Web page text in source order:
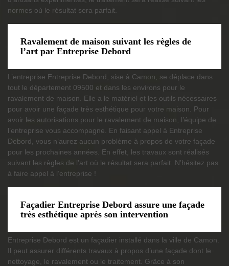
normes où le résultat sera parfait.
Ravalement de maison suivant les règles de
l’art par Entreprise Debord
L’entreprise Entreprise Debord, sise à Camon, se déplace dans
tout le département 09500 et dans les environs pour le
ravalement de maison. Elle a le matériel et les outils nécessaires
pour avoir une façade très esthétique pour votre maison. Pour
avoir les autorisations pour le ravalement de maison, l’équipe de
l’entreprise vous accompagne. En faisant appel à Entreprise
Debord, vous n’aurez aucun problème à propos de votre façade
pour les prochaines années. En effet, les travaux sont réalisés
suivant les règles de l’art où le résultat sera parfait. N’hésitez pas
à faire appel à l’entreprise !
Façadier Entreprise Debord assure une façade
très esthétique après son intervention
Entreprise Debord est un façadier installé dans la ville de Camon.
Il peut assurer différents travaux à propos d’une façade dont le
nettoyage, le ravalement ou le traitement. Grâce à son